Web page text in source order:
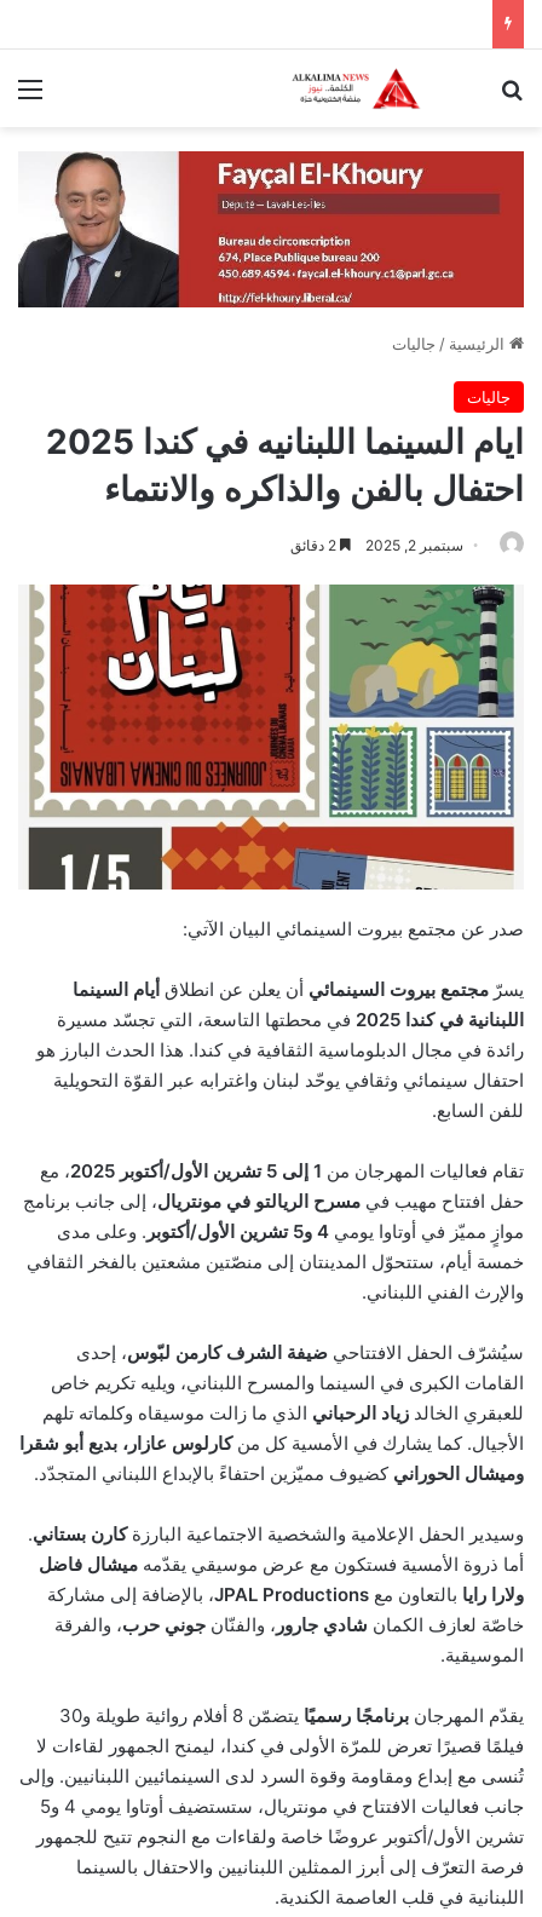
الرئيسية / جاليات
جاليات
ايام السينما اللبنانيه في كندا 2025
احتفال بالفن والذاكره والانتماء
سبتمبر 2, 2025
صدر عن مجتمع بيروت السينمائي البيان الآتي:
يسرّ مجتمع بيروت السينمائي أن يعلن عن انطلاق أيام السينما
اللبنانية في كندا 2025
في محطتها التاسعة، التي تجسّد مسيرة
رائدة في مجال الدبلوماسية الثقافية في كندا. هذا الحدث البارز هو
احتفال سينمائي وثقافي يوحّد لبنان واغترابه عبر القوّة التحويلية
للفن السابع.
تقام فعاليات المهرجان من 1 إلى 5 تشرين الأول/أكتوبر 2025
، مع
حفل افتتاح مهيب في مسرح الريالتو في مونتريال، إلى جانب برنامج
موازٍ مميّز في أوتاوا يومي 4 و5 تشرين الأول/أكتوبر
. وعلى مدى
خمسة أيام، ستتحوّل المدينتان إلى منصّتين مشعتين بالفخر الثقافي
والإرث الفني اللبناني.
سيُشرّف الحفل الافتتاحي ضيفة الشرف كارمن لبّوس، إحدى
القامات الكبرى في السينما والمسرح اللبناني، ويليه تكريم خاص
للعبقري الخالد زياد الرحباني الذي ما زالت موسيقاه وكلماته تلهم
الأجيال. كما يشارك في الأمسية كل منكارلوس عازار، بديع أبو شقرا
وميشال الحوراني كضيوف مميّزين احتفاءً بالإبداع اللبناني المتجدّد.
وسيدير الحفل الإعلامية والشخصية الاجتماعية البارزةكارن بستاني.
أما ذروة الأمسية فستكون مع عرض موسيقي يقدّمه ميشال فاضل
ولارا رايا بالتعاون مع JPAL Productions، بالإضافة إلى مشاركة
خاصّة لعازف الكمان شادي جارور ، والفنّان جوني حرب، والفرقة
الموسيقية.
يقدّم المهرجان برنامجًا رسميًا
يتضمّن 8 أفلام روائية طويلة و30
فيلمًا قصيرًا تعرض للمرّة الأولى في كندا، ليمنح الجمهور لقاءات لا
تُنسى مع إبداع ومقاومة وقوة السرد لدى السينمائيين اللبنانيين. وإلى
جانب فعاليات الافتتاح في مونتريال، ستستضيف أوتاوا يومي 4 و5
تشرين الأول/أكتوبر عروضًا خاصة ولقاءات مع النجوم تتيح للجمهور
فرصة التعرّف إلى أبرز الممثلين اللبنانيين والاحتفال بالسينما
اللبنانية في قلب العاصمة الكندية.